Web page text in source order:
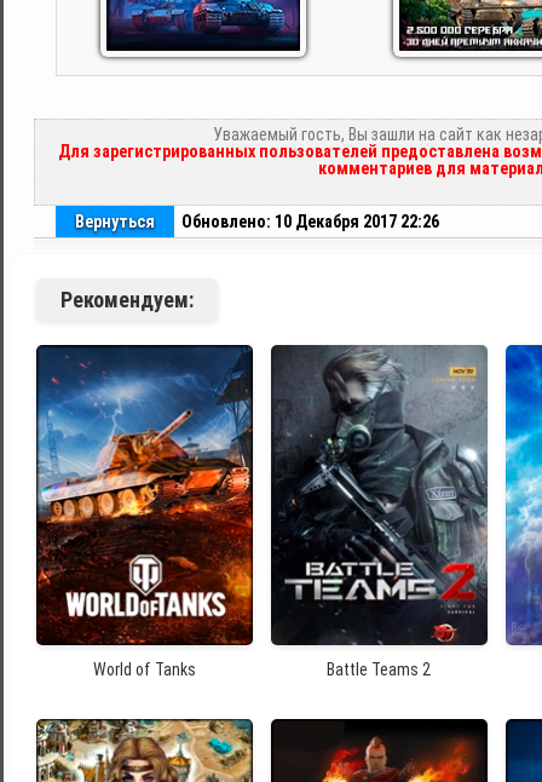
Уважаемый гость, Вы зашли на сайт как
Для зарегистрированных пользователей предоставлена
комментариев для
Вернуться Обновлено: 10 Декабря 2017 22:26
Рекомендуем:
World of Tanks Battle Teams 2